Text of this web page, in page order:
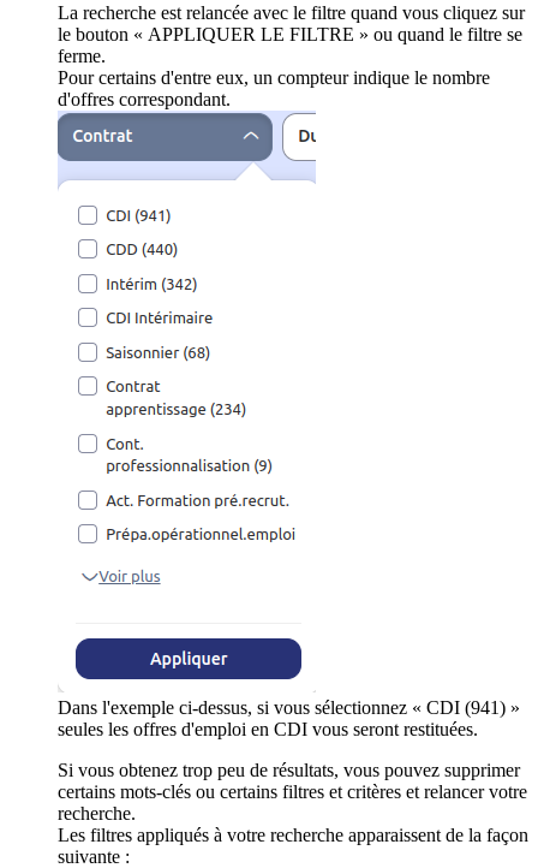
La recherche est relancée avec le filtre quand vous cliquez sur
le bouton « APPLIQUER LE FILTRE » ou quand le filtre se
ferme.
Pour certains d'entre eux, un compteur indique le nombre
d'offres correspondant.
Dans l'exemple ci-dessus, si vous sélectionnez « CDI (941) »
seules les offres d'emploi en CDI vous seront restituées.
Si vous obtenez trop peu de résultats, vous pouvez supprimer
certains mots-clés ou certains filtres et critères et relancer votre
recherche.
Les filtres appliqués à votre recherche apparaissent de la façon
suivante :